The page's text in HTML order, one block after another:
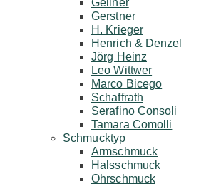
Gellner
Gerstner
H. Krieger
Henrich & Denzel
Jörg Heinz
Leo Wittwer
Marco Bicego
Schaffrath
Serafino Consoli
Tamara Comolli
Schmucktyp
Armschmuck
Halsschmuck
Ohrschmuck